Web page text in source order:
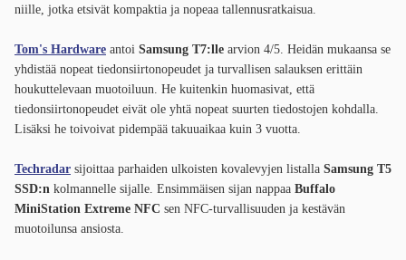
niille, jotka etsivät kompaktia ja nopeaa tallennusratkaisua.
Tom's Hardware antoi Samsung T7:lle arvion 4/5. Heidän mukaansa se
yhdistää nopeat tiedonsiirtonopeudet ja turvallisen salauksen erittäin
houkuttelevaan muotoiluun. He kuitenkin huomasivat, että
tiedonsiirtonopeudet eivät ole yhtä nopeat suurten tiedostojen kohdalla.
Lisäksi he toivoivat pidempää takuuaikaa kuin 3 vuotta.
Techradar sijoittaa parhaiden ulkoisten kovalevyjen listalla Samsung T5
SSD:n kolmannelle sijalle. Ensimmäisen sijan nappaa Buffalo
MiniStation Extreme NFC sen NFC-turvallisuuden ja kestävän
muotoilunsa ansiosta.